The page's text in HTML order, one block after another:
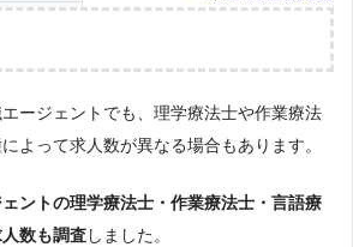
by
ロー
対象とした転職エージェントについて
介事業許可』を取得している」企業を対象。
調査対象とした求人について
ージェントでも、理学療法士や作業療法
よって求人数が異なる場合もあります。
ントの理学療法士・作業療法士・言語療
数も調査しました。